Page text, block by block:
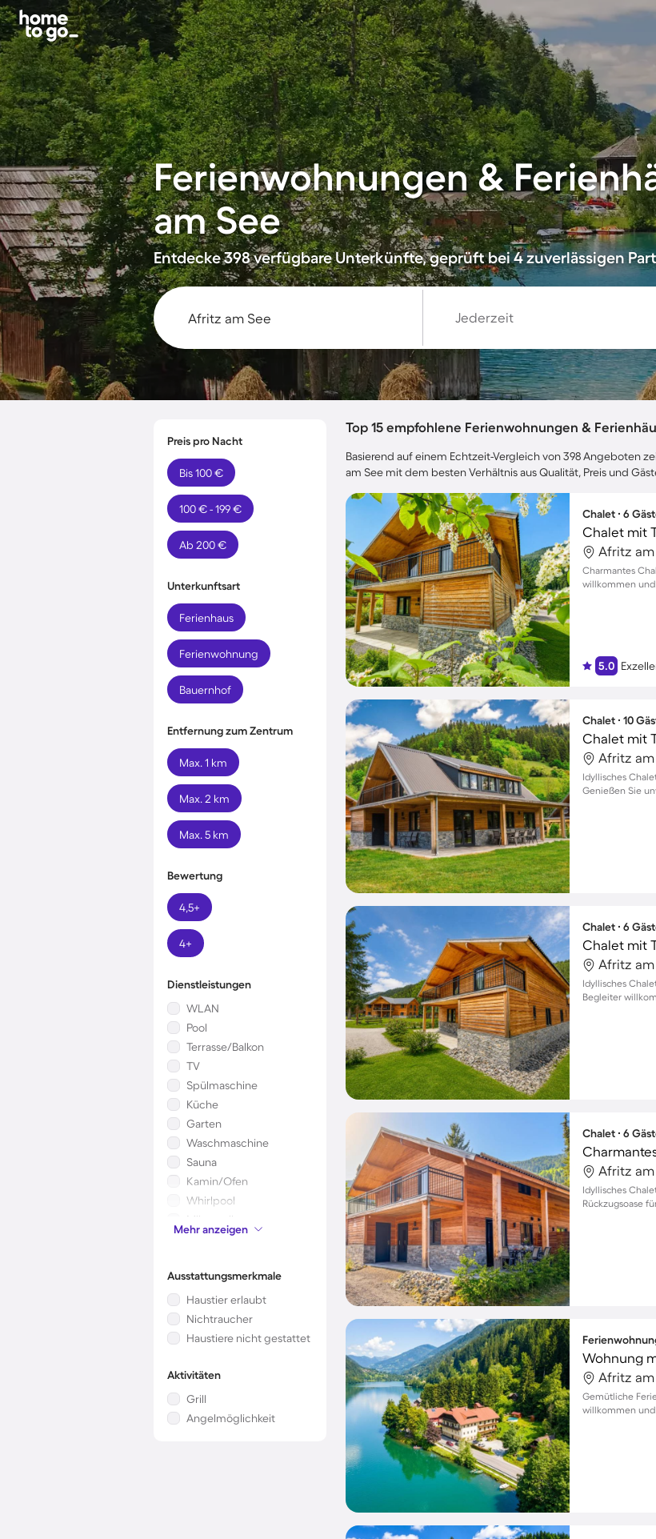
Ferienwohnungen &
am See
Entdecke 398 verfügbare Unterkünfte, geprüft bei 4 zuverlässigen
Jederzeit
Preis pro Nacht
Bis 100 €
100 € - 199 €
Ab 200 €
Unterkunftsart
Ferienhaus
Ferienwohnung
Bauernhof
Entfernung zum Zentrum
Max. 1 km
Max. 2 km
Max. 5 km
Bewertung
4,5+
4+
Dienstleistungen
WLAN
Pool
Terrasse/Balkon
TV
Spülmaschine
Küche
Garten
Waschmaschine
Sauna
Kamin/Ofen
Whirlpool
Mikrowelle
Kinderbett
Mehr anzeigen
Ausstattungsmerkmale
Haustier erlaubt
Nichtraucher
Haustiere nicht gestattet
Aktivitäten
Grill
Angelmöglichkeit
Top 15 empfohlene Ferienwohnungen &
Basierend auf einem Echtzeit-Vergleich von 398 Angeboten
am See mit dem besten Verhältnis aus Qualität, Preis und
Chalet ∙ 6
Chalet mit
Afritz am
Charmantes
willkommen
5.0
Chalet ∙ 10
Chalet mit
Afritz am
Idyllisches
Genießen Sie
Chalet ∙ 6
Chalet mit
Afritz am
Idyllisches
Begleiter
Chalet ∙ 6
Afritz am
Idyllisches
Rückzugsoase
Wohnung
Afritz am
Gemütliche
willkommen